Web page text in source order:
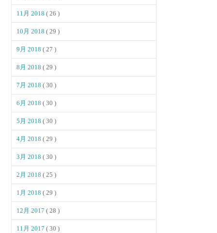
11月 2018( 26 )
10月 2018( 29 )
9月 2018( 27 )
8月 2018( 29 )
7月 2018( 30 )
6月 2018( 30 )
5月 2018( 30 )
4月 2018( 29 )
3月 2018( 30 )
2月 2018( 25 )
1月 2018( 29 )
12月 2017( 28 )
11月 2017( 30 )